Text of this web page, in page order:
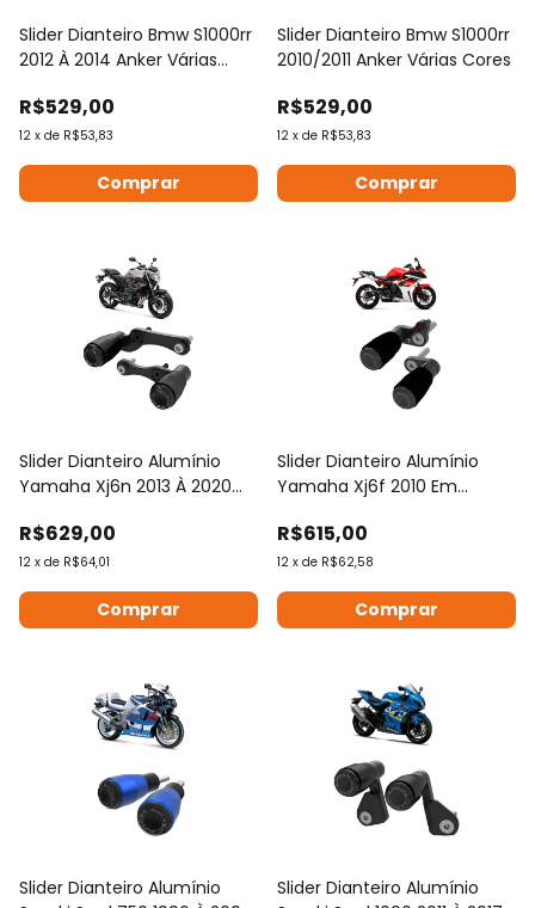
Slider Dianteiro Bmw S1000rr
2012 À 2014 Anker Várias
R$529,00
12 x de R$53,83
Comprar
Slider Dianteiro Bmw S1000rr
2010/2011 Anker Várias Cores
R$529,00
12 x de R$53,83
Comprar
Slider Dianteiro Alumínio
Yamaha Xj6n 2013 À 2020
R$629,00
12 x de R$64,01
Comprar
Slider Dianteiro Alumínio
Yamaha Xj6f 2010 Em
R$615,00
12 x de R$62,58
Comprar
Slider Dianteiro Alumínio
Slider Dianteiro Alumínio